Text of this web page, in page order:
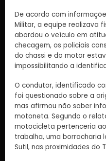
De acordo com
Militar, a equipe realizava
abordou o veículo em
checagem, os policiais
do chassi e do motor
impossibilitando a
O condutor, identificado
foi questionado sobre a
mas afirmou não saber
motoneta. Segundo o
motocicleta pertenceria
trabalha, uma borracharia
Sutil, nas proximidades do